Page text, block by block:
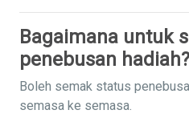
Bagaimana untuk
penebusan hadiah?
Boleh semak status
semasa ke semasa.